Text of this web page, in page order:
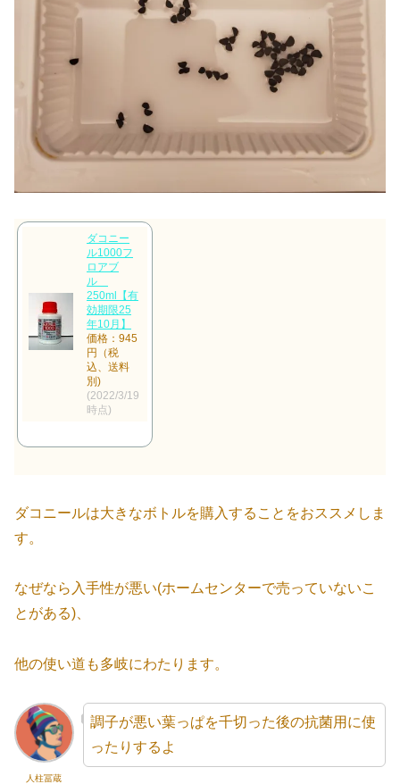
ダコニー
ル1000フ
ロアブ
ル
250ml【有
効期限25
年10月】
価格：945
円（税
込、送料
別)
(2022/3/19
時点)
ダコニールは大きなボトルを購入することをおススメしま
す。
なぜなら入手性が悪い(ホームセンターで売っていないこ
とがある)、
他の使い道も多岐にわたります。
人柱冨蔵
調子が悪い葉っぱを千切った後の抗菌用に使
ったりするよ